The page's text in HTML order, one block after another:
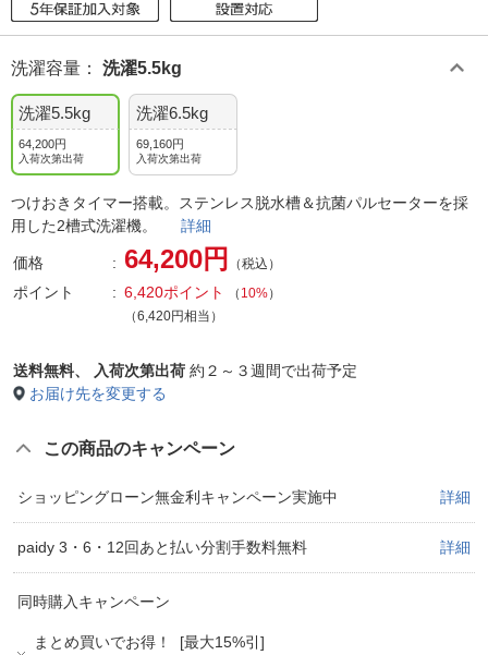
洗濯容量 ： 洗濯5.5kg
洗濯5.5kg
64,200円
入荷次第出荷
洗濯6.5kg
69,160円
入荷次第出荷
つけおきタイマー搭載。ステンレス脱水槽＆抗菌パルセーターを採
用した2槽式洗濯機。 詳細
価格 64,200円 （税込）
ポイント 6,420ポイント （ 10%）
（6,420円相当）
送料無料、 入荷次第出荷 約２～３週間で出荷予定
お届け先を変更する
この商品のキャンペーン
ショッピングローン無金利キャンペーン実施中 詳細
paidy 3・6・12回あと払い分割手数料無料 詳細
同時購入キャンペーン
まとめ買いでお得！ [最大15%引]